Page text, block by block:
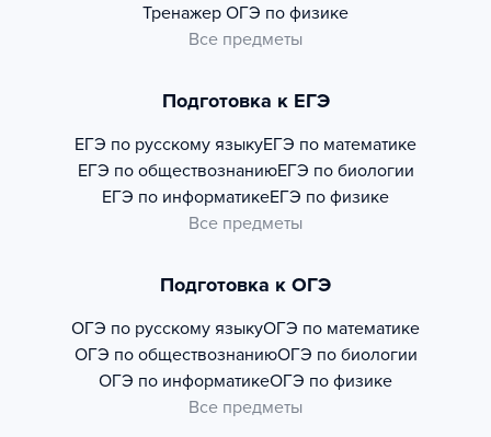
Тренажер ОГЭ по физике
Все предметы
Подготовка к ЕГЭ
ЕГЭ по русскому языкуЕГЭ по математике
ЕГЭ по обществознаниюЕГЭ по биологии
ЕГЭ по информатикеЕГЭ по физике
Все предметы
Подготовка к ОГЭ
ОГЭ по русскому языкуОГЭ по математике
ОГЭ по обществознаниюОГЭ по биологии
ОГЭ по информатикеОГЭ по физике
Все предметы